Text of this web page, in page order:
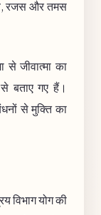
रजस और तमस
से जीवात्मा का
बताए गए हैं।
से मुक्ति का
विभाग योग की